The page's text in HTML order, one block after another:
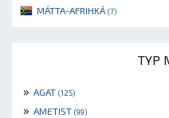
MÁTTA-AFRIHKÁ (7)
TYP
» AGAT (125)
» AMETIST (99)